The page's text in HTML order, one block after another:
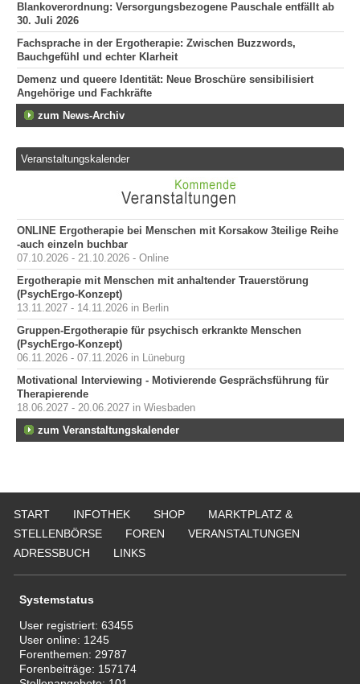
Blankoverordnung: Versorgungsbezogene Pauschale entfällt ab
30. Juli 2026
Fachsprache in der Ergotherapie: Zwischen Buzzwords,
Bauchgefühl und echter Klarheit
Demenz und queere Identität: Neue Broschüre sensibilisiert
Angehörige und Fachkräfte
zum News-Archiv
Veranstaltungskalender
ONLINE Ergotherapie bei Menschen mit Korsakow 3teilige Reihe
-auch einzeln buchbar
07.10.2026 - 21.10.2026 - Online
Ergotherapie mit Menschen mit anhaltender Trauerstörung
(PsychErgo-Konzept)
13.11.2027 - 14.11.2026 in Berlin
Gruppen-Ergotherapie für psychisch erkrankte Menschen
(PsychErgo-Konzept)
06.11.2026 - 07.11.2026 in Lüneburg
Motivational Interviewing - Motivierende Gesprächsführung für
Therapierende
18.06.2027 - 20.06.2027 in Wiesbaden
zum Veranstaltungskalender
START INFOTHEK SHOP
MARKTPLATZ &
STELLENBÖRSE
FOREN
VERANSTALTUNGEN
ADRESSBUCH
LINKS
Systemstatus
User registriert:63455
User online: 1245
Forenthemen: 29787
Forenbeiträge: 157174